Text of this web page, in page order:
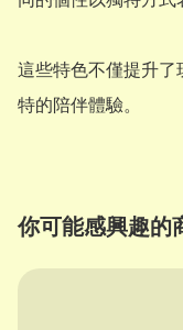
這些特色不僅提升
特的陪伴體驗。
你可能感興趣的